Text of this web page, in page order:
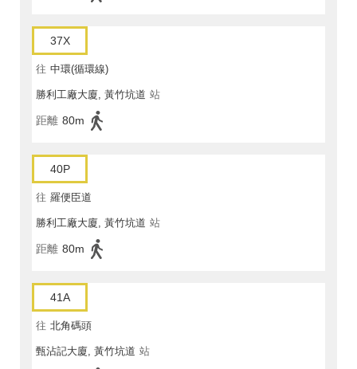
37X
往 中環(循環線)
勝利工廠大廈, 黃竹坑道 站
距離 80m
40P
往 羅便臣道
勝利工廠大廈, 黃竹坑道 站
距離 80m
41A
往 北角碼頭
甄沾記大廈, 黃竹坑道 站